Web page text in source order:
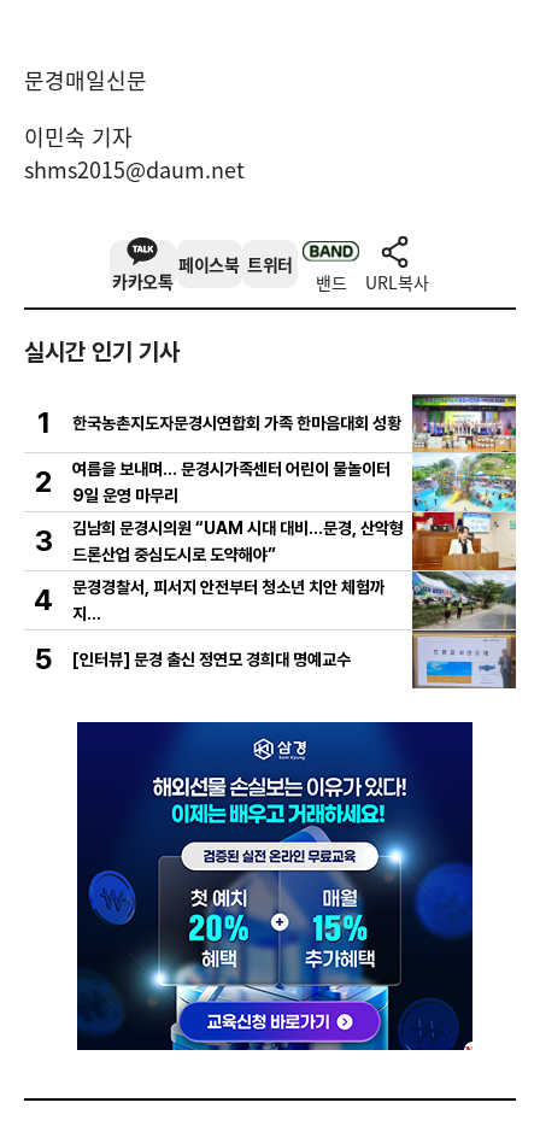
문경매일신문
이민숙 기자
shms2015@daum.net
카카오톡
페이스북 트위터
밴드 URL복사
실시간 인기 기사
1 한국농촌지도자문경시연합회 가족 한마음대회 성황
2
여름을 보내며… 문경시가족센터 어린이 물놀이터
9일 운영 마무리
3
김남희 문경시의원 “UAM 시대 대비…문경, 산악형
드론산업 중심도시로 도약해야”
4
문경경찰서, 피서지 안전부터 청소년 치안 체험까
지…
5 [인터뷰] 문경 출신 정연모 경희대 명예교수